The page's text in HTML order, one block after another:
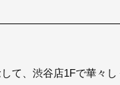
て、渋谷店1Fで華々